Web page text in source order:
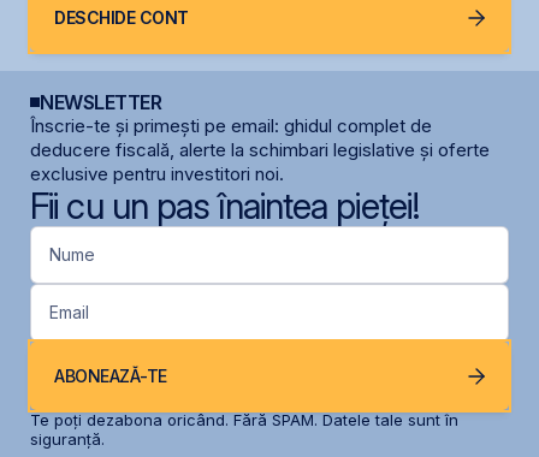
DESCHIDE CONT
NEWSLETTER
Înscrie-te și primești pe email: ghidul complet de
deducere fiscală, alerte la schimbari legislative și oferte
exclusive pentru investitori noi.
Fii cu un pas înaintea pieței!
Nume
Email
ABONEAZĂ-TE
Te poți dezabona oricând. Fără SPAM. Datele tale sunt în
siguranță.